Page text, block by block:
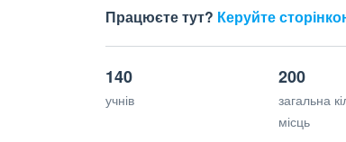
Працюєте тут? Керуйте
140
учнів
200
загальна
місць